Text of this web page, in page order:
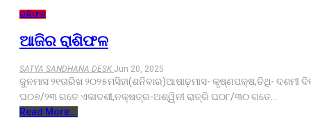
ରାଶିଫଳ
ଆଜିର ରାଶିଫଳ
SATYA SANDHANA DESKJun 20, 2025
ଜୁନମାସ ୨୧ତାରିଖ ୨୦୨୫ମସିହା(ଶନିବାର)ଆଷାଢ଼ମାସ- କୃଷ୍ଣପକ୍ଷ,ତିଥି- ଦଶମୀ
ଘ୦୭/୨୩ ଗତେ ଏକାଦଶୀ,ନକ୍ଷତ୍ର-ଅଶ୍ୱିନୀ ରାତ୍ରି ଘ୦୮/୩୦ ଗତେ…
Read More...